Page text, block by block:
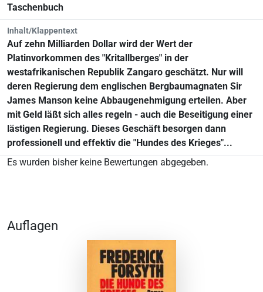
Taschenbuch
Inhalt/Klappentext
Auf zehn Milliarden Dollar wird der Wert der
Platinvorkommen des "Kritallberges" in der
westafrikanischen Republik Zangaro geschätzt. Nur will
deren Regierung dem englischen Bergbaumagnaten Sir
James Manson keine Abbaugenehmigung erteilen. Aber
mit Geld läßt sich alles regeln - auch die Beseitigung einer
lästigen Regierung. Dieses Geschäft besorgen dann
professionell und effektiv die "Hundes des Krieges"...
Es wurden bisher keine Bewertungen abgegeben.
Auflagen